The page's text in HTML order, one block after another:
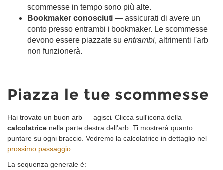
scommesse in tempo sono più alte.
Bookmaker conosciuti — assicurati di avere un
conto presso entrambi i bookmaker. Le scommesse
devono essere piazzate su entrambi, altrimenti l'arb
non funzionerà.
Piazza le tue scommesse
Hai trovato un buon arb — agisci. Clicca sull'icona della
calcolatrice nella parte destra dell'arb. Ti mostrerà quanto
puntare su ogni braccio. Vedremo la calcolatrice in dettaglio nel
prossimo passaggio
La sequenza generale è: